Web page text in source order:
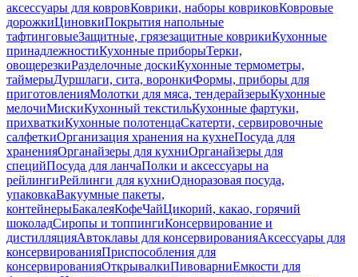
аксессуары для ковровКоврики, наборы ковриковКовровые
дорожкиЦиновкиПокрытия напольные
тафтинговыеЗащитные, грязезащитные коврикиКухонные
принадлежностиКухонные приборыТерки,
овощерезкиРазделочные доскиКухонные термометры,
таймерыДуршлаги, сита, воронкиФормы, приборы для
приготовленияМолотки для мяса, тендерайзерыКухонные
мелочиМискиКухонный текстильКухонные фартуки,
прихваткиКухонные полотенцаСкатерти, сервировочные
салфеткиОрганизация хранения на кухнеПосуда для
храненияОрганайзеры для кухниОрганайзеры для
специйПосуда для ланчаПолки и аксессуары на
рейлингиРейлинги для кухниОдноразовая посуда,
упаковкаВакуумные пакеты,
контейнерыБакалеяКофеЧайЦикорий, какао, горячий
шоколадСиропы и топпингиКонсервирование и
дистилляцияАвтоклавы для консервированияАксессуары для
консервированияПриспособления для
консервированияОткрывалкиПивоварниЕмкости для